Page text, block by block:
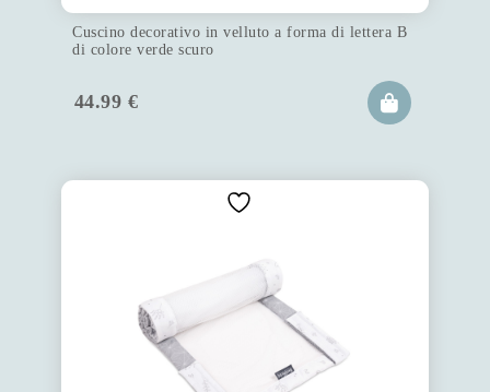
Cuscino decorativo in velluto a forma di lettera B
di colore verde scuro
44.99 €